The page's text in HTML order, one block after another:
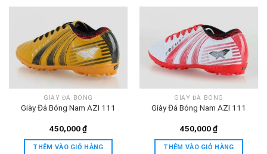
GIÀY ĐÁ BÓNG
Giày Đá Bóng Nam AZI 111
450,000₫
THÊM VÀO GIỎ HÀNG
GIÀY ĐÁ BÓNG
Giày Đá Bóng Nam AZI 111
450,000₫
THÊM VÀO GIỎ HÀNG